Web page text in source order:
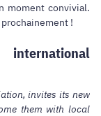
moment convivial.
!
invites its new
them with local